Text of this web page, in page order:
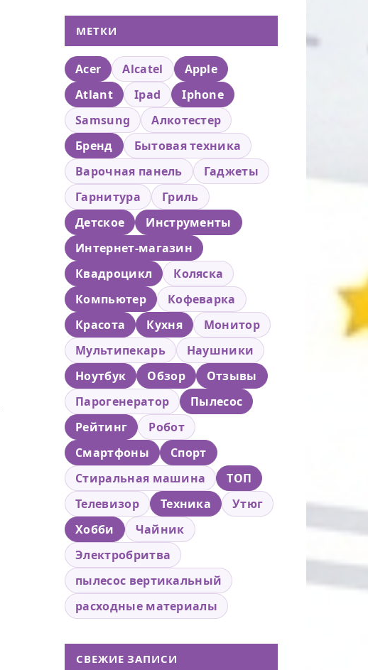
МЕТКИ
Acer Alcatel
Apple
Atlant
Ipad
Iphone
Samsung
Алкотестер
Бренд
Бытовая техника
Варочная панель
Гаджеты
Гарнитура
Гриль
Детское
Инструменты
Интернет-магазин
Квадроцикл
Коляска
Компьютер
Кофеварка
Красота
Кухня
Монитор
Мультипекарь
Наушники
Ноутбук
Обзор
Отзывы
Парогенератор
Пылесос
Рейтинг
Робот
Смартфоны
Спорт
Стиральная машина
ТОП
Телевизор
Техника
Утюг
Хобби
Чайник
Электробритва
пылесос вертикальный
расходные материалы
СВЕЖИЕ ЗАПИСИ